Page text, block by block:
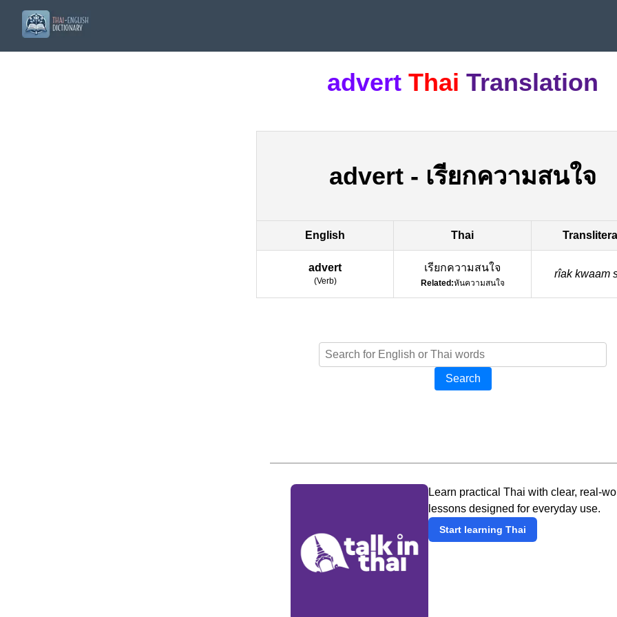
advert Thai Translation
advert - เรียกความสนใจ
English Thai
advert
(Verb)
เรียกความสนใจ
Related:หันความสนใจ
rîak kwaam
Search
Learn practical Thai with clear, real-
lessons designed for everyday use.
Start learning Thai